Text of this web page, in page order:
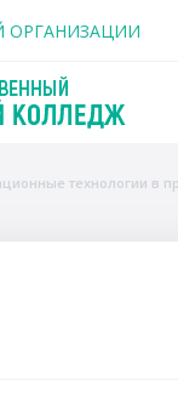
ОРГАНИЗАЦИИ
технологии в